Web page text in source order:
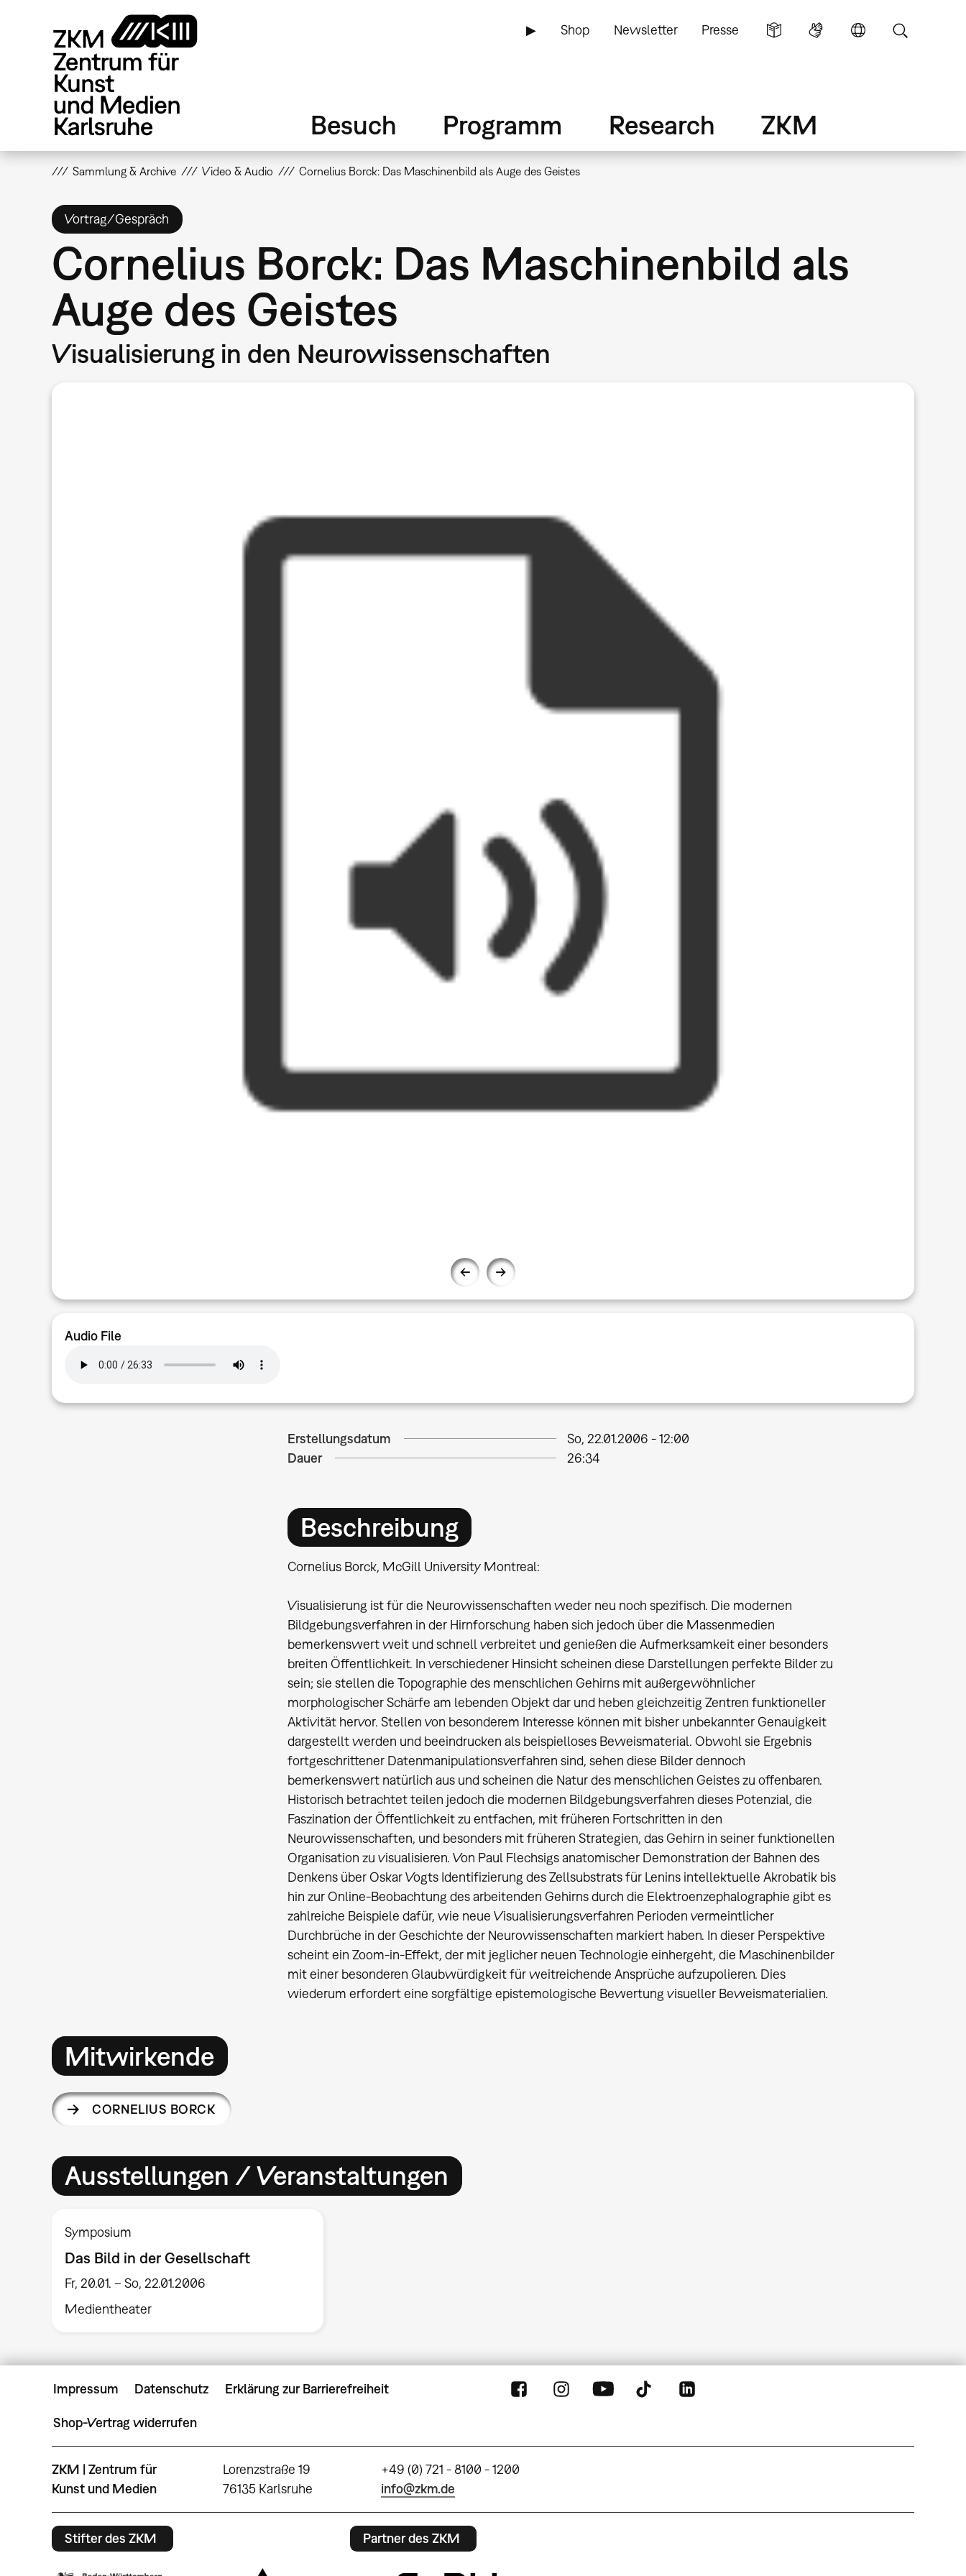
▶ Shop Newsletter Presse
Besuch Programm Research ZKM
Sammlung & Archive Video & Audio Cornelius Borck: Das Maschinenbild als Auge des Geistes
Vortrag/Gespräch
Cornelius Borck: Das Maschinenbild als
Auge des Geistes
Visualisierung in den Neurowissenschaften
Audio File
Erstellungsdatum
So, 22.01.2006 - 12:00
Dauer
26:34
Beschreibung
Cornelius Borck, McGill University Montreal:
Visualisierung ist für die Neurowissenschaften weder neu noch spezifisch. Die modernen
Bildgebungsverfahren in der Hirnforschung haben sich jedoch über die Massenmedien
bemerkenswert weit und schnell verbreitet und genießen die Aufmerksamkeit einer besonders
breiten Öffentlichkeit. In verschiedener Hinsicht scheinen diese Darstellungen perfekte Bilder zu
sein; sie stellen die Topographie des menschlichen Gehirns mit außergewöhnlicher
morphologischer Schärfe am lebenden Objekt dar und heben gleichzeitig Zentren funktioneller
Aktivität hervor. Stellen von besonderem Interesse können mit bisher unbekannter Genauigkeit
dargestellt werden und beeindrucken als beispielloses Beweismaterial. Obwohl sie Ergebnis
fortgeschrittener Datenmanipulationsverfahren sind, sehen diese Bilder dennoch
bemerkenswert natürlich aus und scheinen die Natur des menschlichen Geistes zu offenbaren.
Historisch betrachtet teilen jedoch die modernen Bildgebungsverfahren dieses Potenzial, die
Faszination der Öffentlichkeit zu entfachen, mit früheren Fortschritten in den
Neurowissenschaften, und besonders mit früheren Strategien, das Gehirn in seiner funktionellen
Organisation zu visualisieren. Von Paul Flechsigs anatomischer Demonstration der Bahnen des
Denkens über Oskar Vogts Identifizierung des Zellsubstrats für Lenins intellektuelle Akrobatik bis
hin zur Online-Beobachtung des arbeitenden Gehirns durch die Elektroenzephalographie gibt es
zahlreiche Beispiele dafür, wie neue Visualisierungsverfahren Perioden vermeintlicher
Durchbrüche in der Geschichte der Neurowissenschaften markiert haben. In dieser Perspektive
scheint ein Zoom-in-Effekt, der mit jeglicher neuen Technologie einhergeht, die Maschinenbilder
mit einer besonderen Glaubwürdigkeit für weitreichende Ansprüche aufzupolieren. Dies
wiederum erfordert eine sorgfältige epistemologische Bewertung visueller Beweismaterialien.
Mitwirkende
CORNELIUS BORCK
Ausstellungen / Veranstaltungen
Symposium
Das Bild in der Gesellschaft
Fr, 20.01. – So, 22.01.2006
Medientheater
Impressum Datenschutz Erklärung zur Barrierefreiheit
Shop-Vertrag widerrufen
ZKM | Zentrum für
Kunst und Medien
Lorenzstraße 19
76135 Karlsruhe
+49 (0) 721 - 8100 - 1200
info@zkm.de
Stifter des ZKM Partner des ZKM